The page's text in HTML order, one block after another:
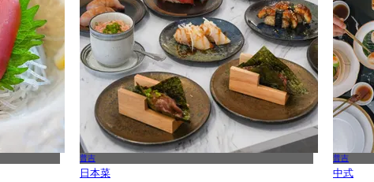
普吉
日本菜
普吉
中式